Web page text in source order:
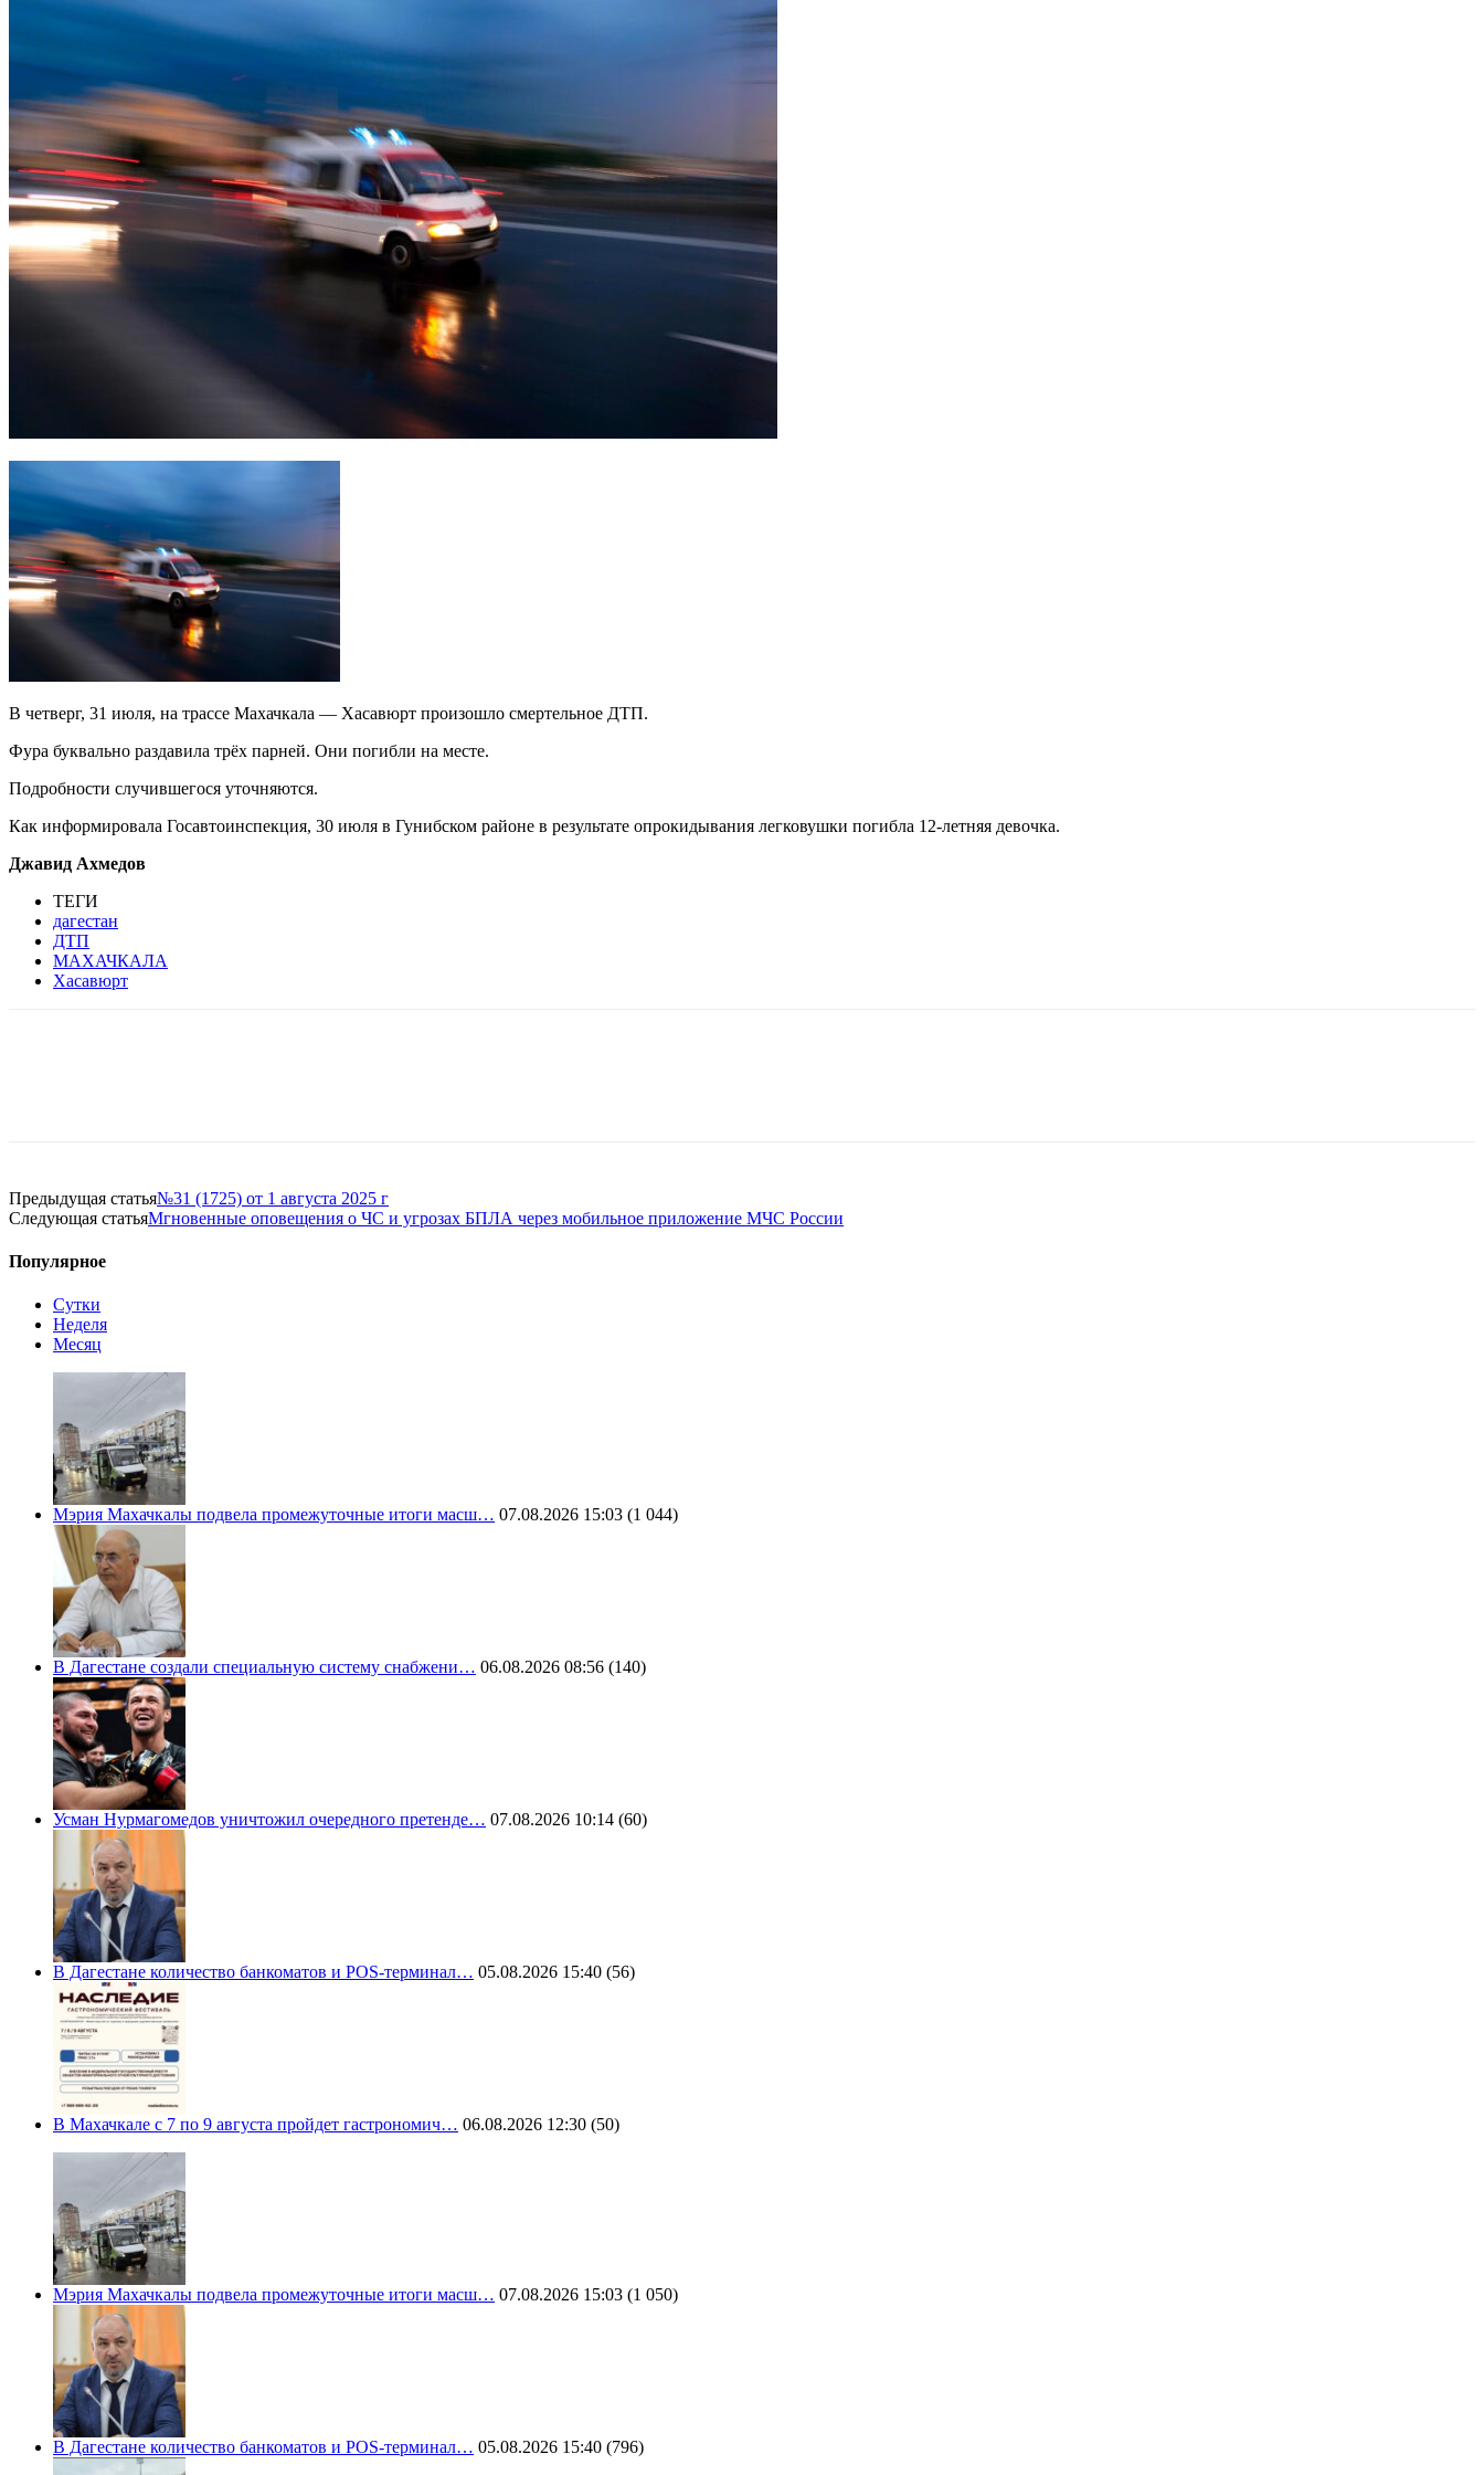
В четверг, 31 июля, на трассе Махачкала — Хасавюрт произошло смертельное ДТП.
Фура буквально раздавила трёх парней. Они погибли на месте.
Подробности случившегося уточняются.
Как информировала Госавтоинспекция, 30 июля в Гунибском районе в результате опрокидывания легковушки погибла 12-летняя девочка.
Джавид Ахмедов
ТЕГИ
дагестан
ДТП
МАХАЧКАЛА
Хасавюрт
Предыдущая статья№31 (1725) от 1 августа 2025 г
Следующая статьяМгновенные оповещения о ЧС и угрозах БПЛА через мобильное приложение МЧС России
Популярное
Сутки
Неделя
Месяц
Мэрия Махачкалы подвела промежуточные итоги масш… 07.08.2026 15:03 (1 044)
В Дагестане создали специальную систему снабжени… 06.08.2026 08:56 (140)
Усман Нурмагомедов уничтожил очередного претенде… 07.08.2026 10:14 (60)
В Дагестане количество банкоматов и POS-терминал… 05.08.2026 15:40 (56)
В Махачкале с 7 по 9 августа пройдет гастрономич… 06.08.2026 12:30 (50)
Мэрия Махачкалы подвела промежуточные итоги масш… 07.08.2026 15:03 (1 050)
В Дагестане количество банкоматов и POS-терминал… 05.08.2026 15:40 (796)